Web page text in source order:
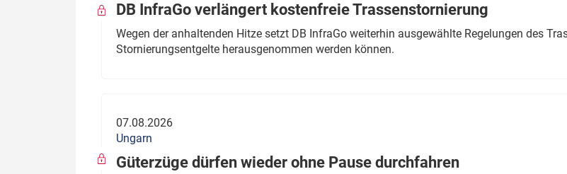
DB InfraGo verlängert kostenfreie Trassenstornierung
Wegen der anhaltenden Hitze setzt DB InfraGo weiterhin ausgewählte Regelungen des
Stornierungsentgelte herausgenommen werden können.
07.08.2026
Ungarn
Güterzüge dürfen wieder ohne Pause durchfahren